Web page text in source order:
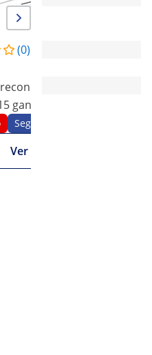
(0)
Kit tira
ganchos + acessórios
Segunda mão
Ver produto